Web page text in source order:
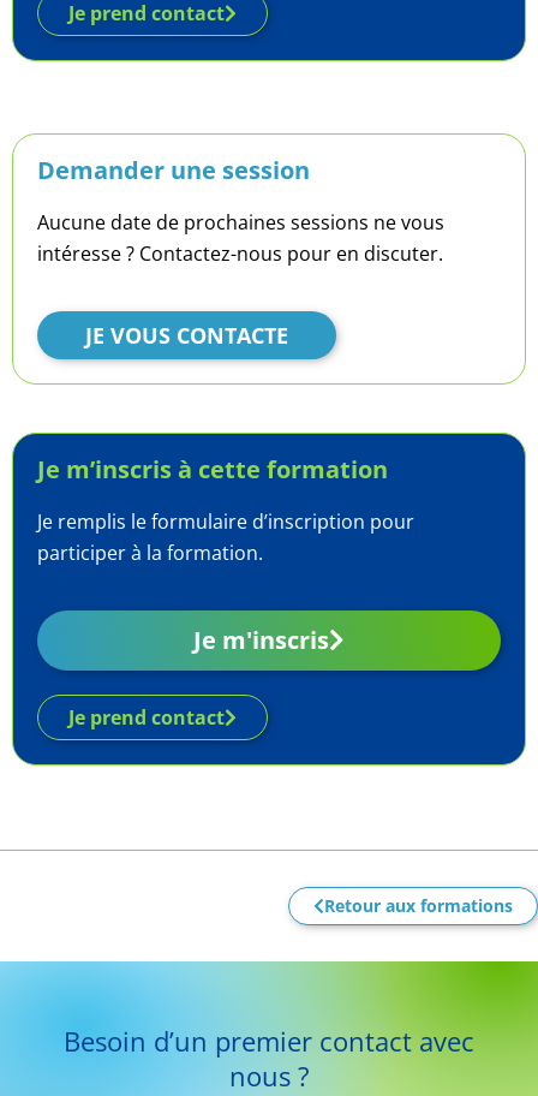
Je prend contact
Demander une session
Aucune date de prochaines sessions ne vous
intéresse ? Contactez-nous pour en discuter.
JE VOUS CONTACTE
Je m’inscris à cette formation
Je remplis le formulaire d’inscription pour
participer à la formation.
Je m'inscris
Je prend contact
Retour aux formations
Besoin d’un premier contact avec
nous ?